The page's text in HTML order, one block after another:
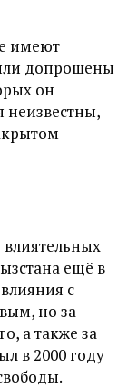
имеют
допрошены
он
неизвестны,
влиятельных
ещё в
с
но за
а также за
в 2000 году